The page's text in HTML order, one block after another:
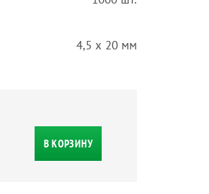
4,5 х 20 мм
В КОРЗИНУ